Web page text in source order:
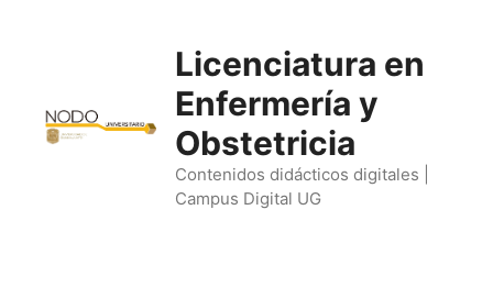
Licenciatura en
Enfermería y
Obstetricia
Contenidos didácticos digitales |
Campus Digital UG